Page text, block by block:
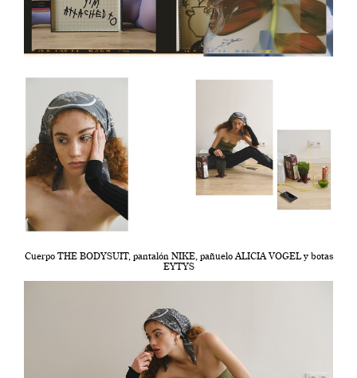
Cuerpo THE BODYSUIT, pantalón NIKE, pañuelo ALICIA VOGEL y botas
EYTYS